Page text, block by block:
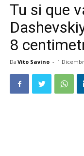
Tu si que
8
Da Vito Savino - 1